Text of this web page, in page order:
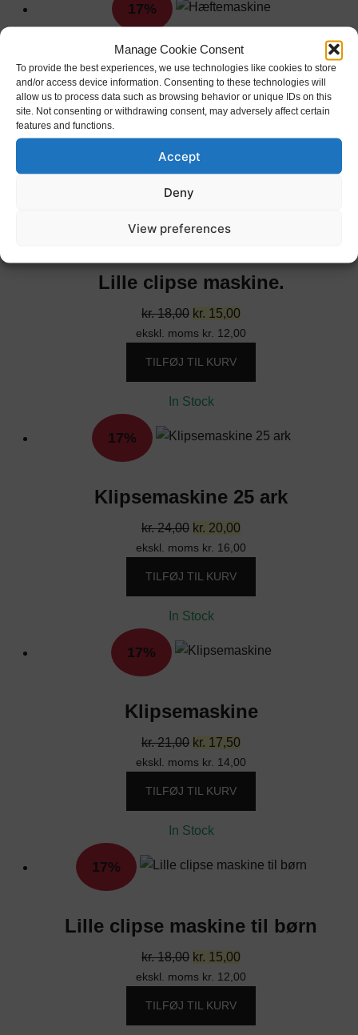
Manage Cookie Consent
To provide the best experiences, we use technologies like cookies to store
and/or access device information. Consenting to these technologies will
allow us to process data such as browsing behavior or unique IDs on this
site. Not consenting or withdrawing consent, may adversely affect certain
features and functions.
Accept
Deny
View preferences
17%
Hæftemaskine
kr.18,00Den
oprindelige
pris
var:
kr.15,00Den
aktuelle
pris
ekskl. momskr.12,00
In Stock
17%
Lille clipse maskine.
kr.18,00 Den
oprindelige
kr. 18,00.
kr. 15,00
aktuelle
ekskl. moms kr. 12,00
TILFØJ TIL KURV
In Stock
17%
Klipsemaskine 25 ark
kr.24,00 Den
oprindelige
kr. 24,00.
kr. 20,00
aktuelle
ekskl. moms kr. 16,00
TILFØJ TIL KURV
In Stock
17%
Klipsemaskine
kr.21,00 Den
oprindelige
kr. 21,00.
kr. 17,50
aktuelle
ekskl. moms kr. 14,00
TILFØJ TIL KURV
In Stock
17%
Lille clipse maskine til børn
kr.18,00 Den
oprindelige
kr. 15,00
aktuelle
ekskl. moms kr. 12,00
TILFØJ TIL KURV